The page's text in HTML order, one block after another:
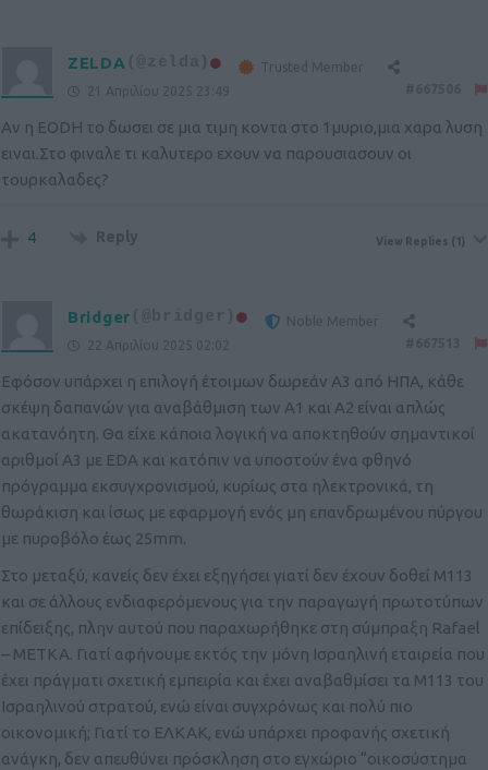
ZELDA (@zelda)
Trusted Member
21 Απριλίου 2025 23:49
Αν η EODH το δωσει σε μια τιμη κοντα στο 1μυριο,μια χαρα λυση
ειναι.Στο φιναλε τι καλυτερο εχουν να παρουσιασουν οι
τουρκαλαδες?
4 Reply View Replies (1)
Bridger
Noble Member
22 Απριλίου 2025 02:02
Εφόσον υπάρχει η επιλογή έτοιμων δωρεάν Α3 από ΗΠΑ, κάθε
σκέψη δαπανών για αναβάθμιση των Α1 και Α2 είναι απλώς
ακατανόητη. Θα είχε κάποια λογική να αποκτηθούν σημαντικοί
αριθμοί Α3 με EDA και κατόπιν να υποστούν ένα φθηνό
πρόγραμμα εκσυγχρονισμού, κυρίως στα ηλεκτρονικά, τη
θωράκιση και ίσως με εφαρμογή ενός μη επανδρωμένου πύργου
με πυροβόλο έως 25mm.
Στο μεταξύ, κανείς δεν έχει εξηγήσει γιατί δεν έχουν δοθεί Μ113
και σε άλλους ενδιαφερόμενους για την παραγωγή πρωτοτύπων
επίδειξης, πλην αυτού που παραχωρήθηκε στη σύμπραξη Rafael
– METKA. Γιατί αφήνουμε εκτός την μόνη Ισραηλινή εταιρεία που
έχει πράγματι σχετική εμπειρία και έχει αναβαθμίσει τα Μ113 του
Ισραηλινού στρατού, ενώ είναι συγχρόνως και πολύ πιο
οικονομική; Γιατί το ΕΛΚΑΚ, ενώ υπάρχει προφανής σχετική
ανάγκη, δεν απευθύνει πρόσκληση στο εγχώριο “οικοσύστημα